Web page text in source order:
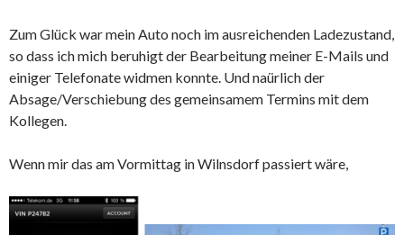
Zum Glück war mein Auto noch im ausreichenden Ladezustand,
so dass ich mich beruhigt der Bearbeitung meiner E-Mails und
einiger Telefonate widmen konnte. Und naürlich der
Absage/Verschiebung des gemeinsamem Termins mit dem
Kollegen.
Wenn mir das am Vormittag in Wilnsdorf passiert wäre,